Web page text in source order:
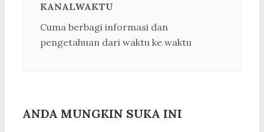
KANALWAKTU
Cuma berbagi informasi dan
pengetahuan dari waktu ke waktu
ANDA MUNGKIN SUKA INI